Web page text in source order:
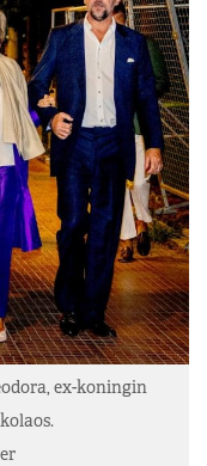
ex-koningin